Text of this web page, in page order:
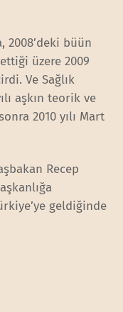
2008’deki büün
üzere 2009
Ve Sağlık
aşkın teorik ve
2010 yılı Mart
Recep
geldiğinde